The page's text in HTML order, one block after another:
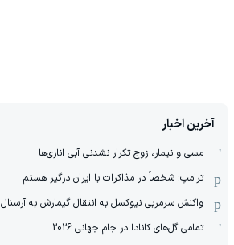
آخرین اخبار
مسی و نیمار، زوج تکرار نشدنی آبی اناری‌ها
ترامپ: شخصاً در مذاکرات با ایران درگیر هستم
واکنش سرمربی نیوکسل به انتقال گیمارش به آرسنال
تمامی گل‌های کانادا در جام جهانی 2026